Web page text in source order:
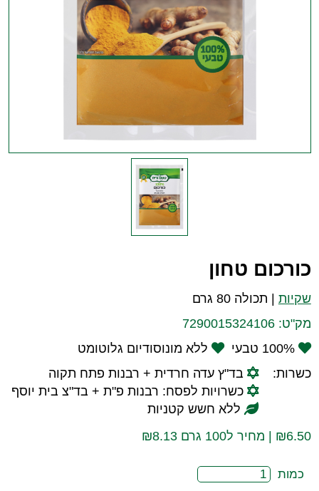
כורכום טחון
שקיות
תכולה 80 גרם
מק"ט: 7290015324106
100% טבעי
ללא מונוסודיום גלוטומט
כשרות:
בד"ץ עדה חרדית + רבנות פתח תקוה
כשרויות לפסח: רבנות פ"ת + בד"צ בית יוסף
ללא חשש קטניות
₪6.50 | מחיר ל100 גרם ₪8.13
כמות